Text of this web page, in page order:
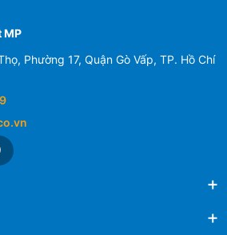
MP
Phường 17, Quận Gò Vấp, TP. Hồ Chí